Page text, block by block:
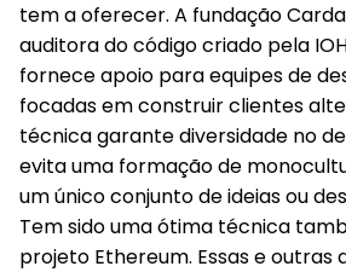
tem a oferecer. A fundação
auditora do código criado pela
fornece apoio para equipes de
focadas em construir clientes
técnica garante diversidade no
evita uma formação de
um único conjunto de ideias ou
Tem sido uma ótima técnica
projeto Ethereum. Essas e outras